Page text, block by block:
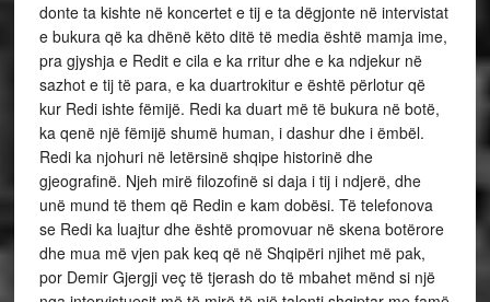
donte ta kishte në koncertet e tij e ta dëgjonte në intervistat
e bukura që ka dhënë këto ditë të media është mamja ime,
pra gjyshja e Redit e cila e ka rritur dhe e ka ndjekur në
sazhot e tij të para, e ka duartrokitur e është përlotur që
kur Redi ishte fëmijë. Redi ka duart më të bukura në botë,
ka qenë një fëmijë shumë human, i dashur dhe i ëmbël.
Redi ka njohuri në letërsinë shqipe historinë dhe
gjeografinë. Njeh mirë filozofinë si daja i tij i ndjerë, dhe
unë mund të them që Redin e kam dobësi. Të telefonova
se Redi ka luajtur dhe është promovuar në skena botërore
dhe mua më vjen pak keq që në Shqipëri njihet më pak,
por Demir Gjergji veç të tjerash do të mbahet mënd si një